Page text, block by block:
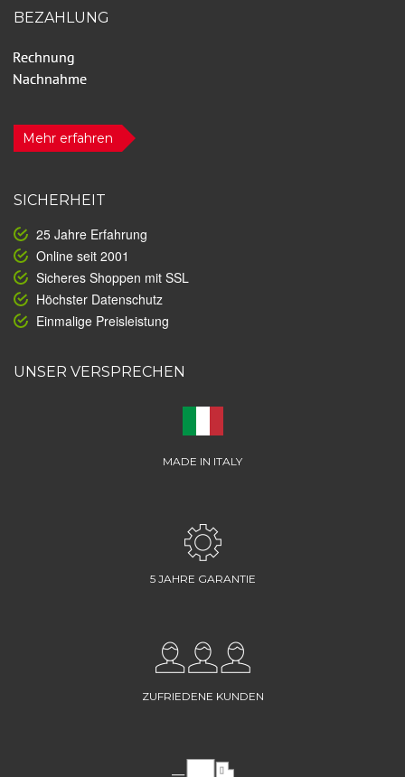
BEZAHLUNG
Mehr erfahren
SICHERHEIT
25 Jahre Erfahrung
Online seit 2001
Sicheres Shoppen mit SSL
Höchster Datenschutz
Einmalige Preisleistung
UNSER VERSPRECHEN
MADE IN ITALY
5 JAHRE GARANTIE
ZUFRIEDENE KUNDEN